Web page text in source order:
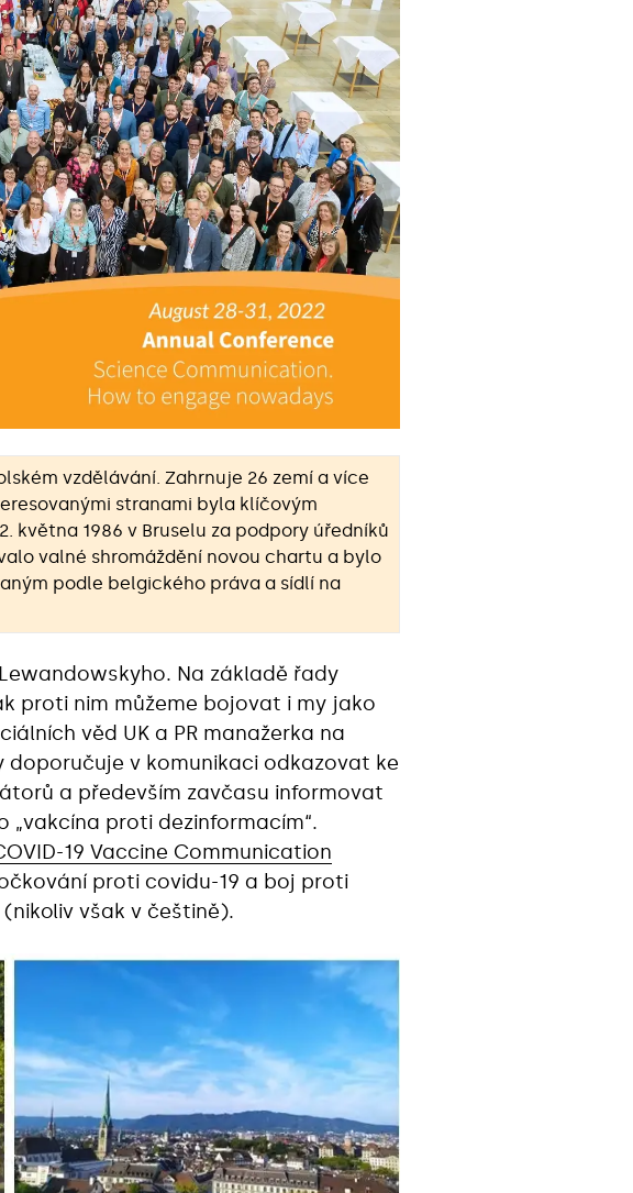
vzdělávání. Zahrnuje 26 zemí a více
stranami byla klíčovým
května 1986 v Bruselu za podpory úředníků
valné shromáždění novou chartu a bylo
podle belgického práva a sídlí na
Na základě řady
proti nim můžeme bojovat i my jako
věd UK a PR manažerka na
doporučuje v komunikaci odkazovat ke
a především zavčasu informovat
proti dezinformacím“‎.
19 Vaccine Communication
proti covidu-19 a boj proti
však v češtině).